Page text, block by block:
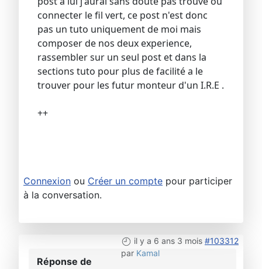
connecter le fil vert, ce post n'est donc
pas un tuto uniquement de moi mais
composer de nos deux experience,
rassembler sur un seul post et dans la
sections tuto pour plus de facilité a le
trouver pour les futur monteur d'un I.R.E .
++
Connexion ou Créer un compte pour participer
à la conversation.
il y a 6 ans 3 mois #103312
par Kamal
Réponse de